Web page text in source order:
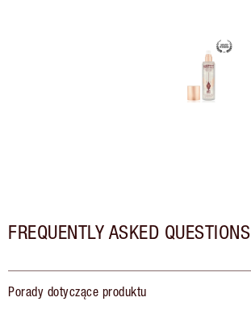
FREQUENTLY ASKED QUESTIONS
Porady dotyczące produktu